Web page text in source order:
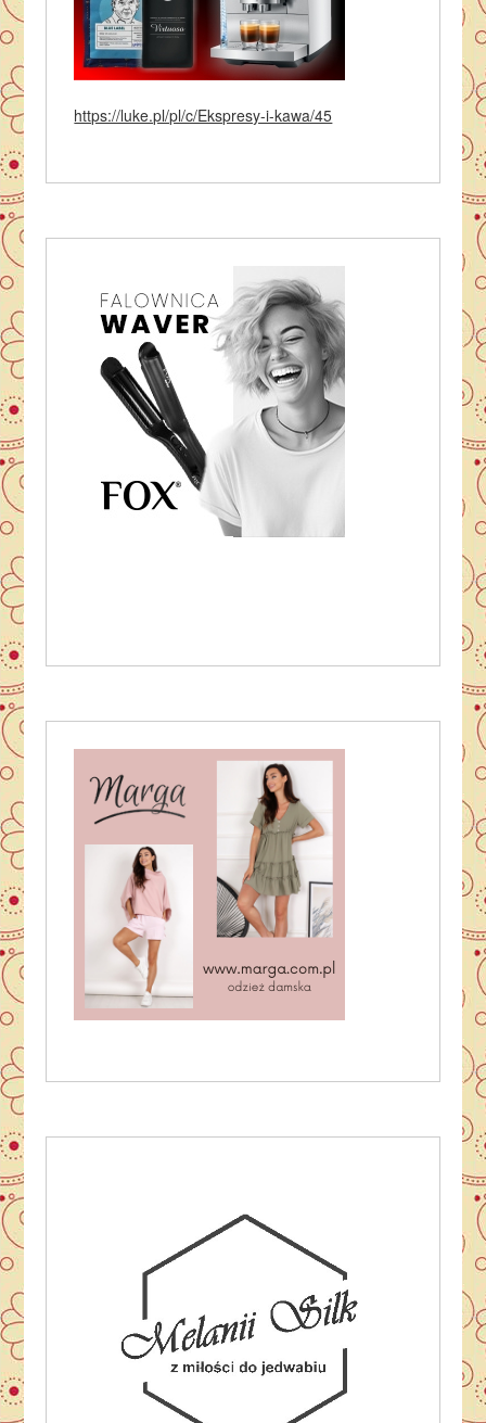
https://luke.pl/pl/c/Ekspresy-i-kawa/45